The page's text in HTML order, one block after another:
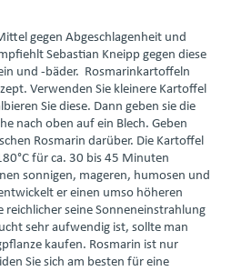
gegen Abgeschlagenheit und
Sebastian Kneipp gegen diese
und -bäder. Rosmarinkartoffeln
Verwenden Sie kleinere Kartoffel
Sie diese. Dann geben sie die
nach oben auf ein Blech. Geben
Rosmarin darüber. Die Kartoffel
für ca. 30 bis 45 Minuten
sonnigen, mageren, humosen und
er einen umso höheren
reichlicher seine Sonneneinstrahlung
sehr aufwendig ist, sollte man
kaufen. Rosmarin ist nur
Sie sich am besten für eine